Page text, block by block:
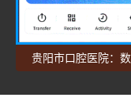
贵阳市口腔医院：